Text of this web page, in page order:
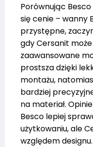
Porównując
się cenie – wanny
przystępne,
gdy Cersanit może
zaawansowane
prostsza dzięki
montażu,
bardziej
na materiał.
Besco lepiej
użytkowaniu, ale
względem designu.